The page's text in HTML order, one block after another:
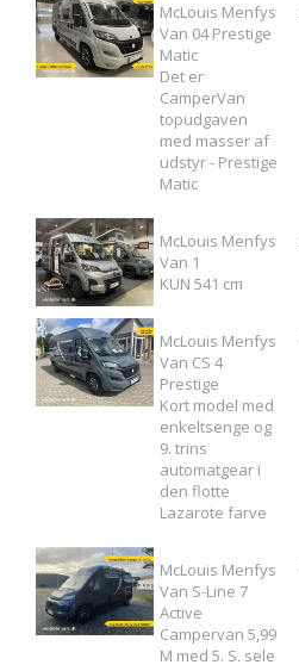
McLouis Menfys
Van 04 Prestige
Matic
Det er
CamperVan
topudgaven
med masser af
udstyr - Prestige
Matic
McLouis Menfys
Van 1
KUN 541 cm
McLouis Menfys
Van CS 4
Prestige
Kort model med
enkeltsenge og
9. trins
automatgear i
den flotte
Lazarote farve
McLouis Menfys
Van S-Line 7
Active
Campervan 5,99
M med 5. S. sele